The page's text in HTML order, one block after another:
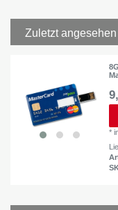
Zuletzt angesehen
*